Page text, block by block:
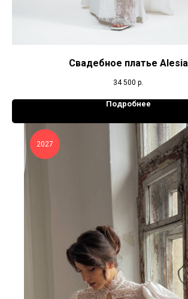
Свадебное платье Alesia
34 500 р.
Подробнее
2027